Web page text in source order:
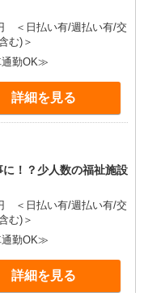
＜日払い有/週払い有/交
む)＞
勤OK≫
詳細を見る
！？少人数の福祉施設
＜日払い有/週払い有/交
む)＞
勤OK≫
詳細を見る